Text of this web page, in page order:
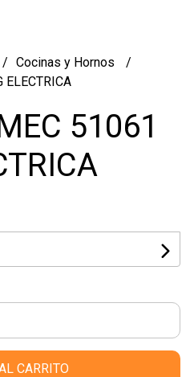
Cocinas y Hornos
ELECTRICA
51061
CARRITO